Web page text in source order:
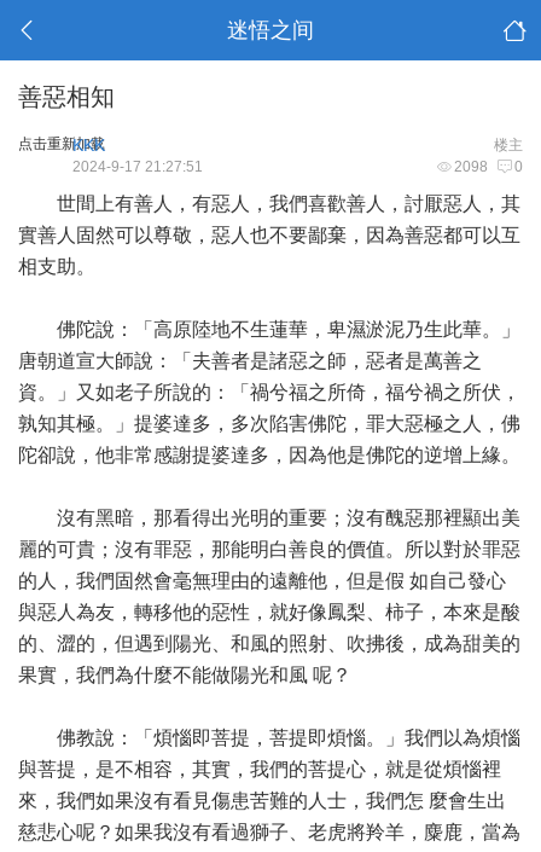
迷悟之间
善惡相知
点击重新加载 楼主
KKK
2098 0
2024-9-17 21:27:51
世間上有善人，有惡人，我們喜歡善人，討厭惡人，其
實善人固然可以尊敬，惡人也不要鄙棄，因為善惡都可以互
相支助。
佛陀說：「高原陸地不生蓮華，卑濕淤泥乃生此華。」
唐朝道宣大師說：「夫善者是諸惡之師，惡者是萬善之
資。」又如老子所說的：「禍兮福之所倚，福兮禍之所伏，
孰知其極。」提婆達多，多次陷害佛陀，罪大惡極之人，佛
陀卻說，他非常感謝提婆達多，因為他是佛陀的逆增上緣。
沒有黑暗，那看得出光明的重要；沒有醜惡那裡顯出美
麗的可貴；沒有罪惡，那能明白善良的價值。所以對於罪惡
的人，我們固然會毫無理由的遠離他，但是假 如自己發心
與惡人為友，轉移他的惡性，就好像鳳梨、柿子，本來是酸
的、澀的，但遇到陽光、和風的照射、吹拂後，成為甜美的
果實，我們為什麼不能做陽光和風 呢？
佛教說：「煩惱即菩提，菩提即煩惱。」我們以為煩惱
與菩提，是不相容，其實，我們的菩提心，就是從煩惱裡
來，我們如果沒有看見傷患苦難的人士，我們怎 麼會生出
慈悲心呢？如果我沒有看過獅子、老虎將羚羊，麋鹿，當為